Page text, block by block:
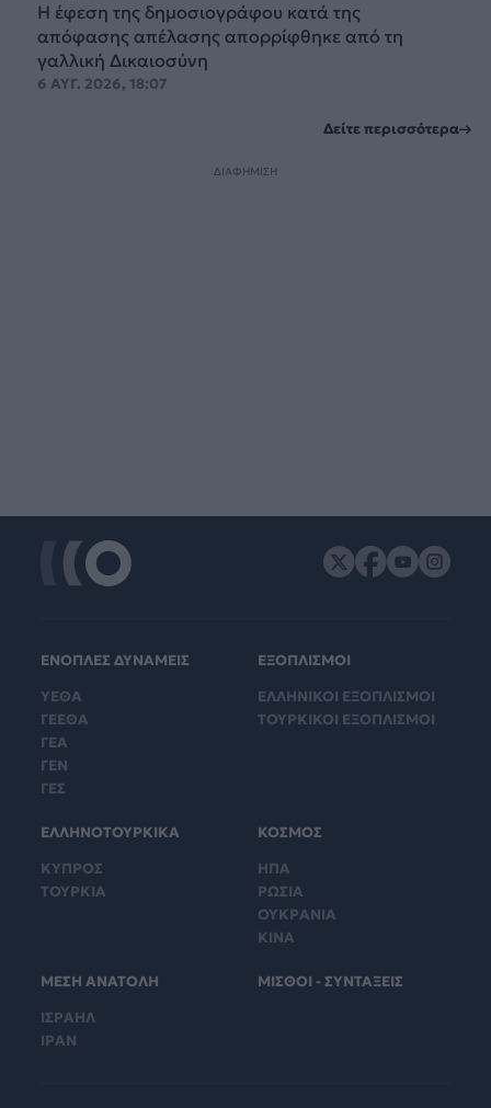
Η έφεση της δημοσιογράφου κατά της
απόφασης απέλασης απορρίφθηκε από τη
γαλλική Δικαιοσύνη
6 ΑΥΓ. 2026, 18:07
Δείτε περισσότερα
ΔΙΑΦΗΜΙΣΗ
ΕΝΟΠΛΕΣ ΔΥΝΑΜΕΙΣ
ΥΕΘΑ
ΓΕΕΘΑ
ΓΕΑ
ΓΕΝ
ΓΕΣ
ΕΞΟΠΛΙΣΜΟΙ
ΕΛΛΗΝΙΚΟΙ ΕΞΟΠΛΙΣΜΟΙ
ΤΟΥΡΚΙΚΟΙ ΕΞΟΠΛΙΣΜΟΙ
ΕΛΛΗΝΟΤΟΥΡΚΙΚΑ
ΚΥΠΡΟΣ
ΤΟΥΡΚΙΑ
ΚΟΣΜΟΣ
ΗΠΑ
ΡΩΣΙΑ
ΟΥΚΡΑΝΙΑ
ΚΙΝΑ
ΜΕΣΗ ΑΝΑΤΟΛΗ
ΙΣΡΑΗΛ
ΙΡΑΝ
ΜΙΣΘΟΙ - ΣΥΝΤΑΞΕΙΣ